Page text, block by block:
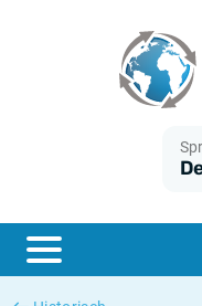
ESTER
Was ist die VPI-Inflation?
Was ist die HVPI-
Deutsche inflation
Historische Euribor-Sätze
Historische ESTER-Sätze
Historische SOFR-Sätze
Inflationsrechner